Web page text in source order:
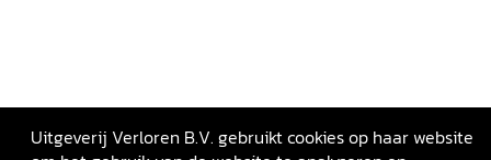
Uitgeverij Verloren B.V. gebruikt cookies op haar website